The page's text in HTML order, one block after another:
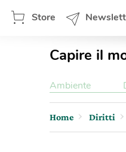
Store
Capire il
Ambiente
Home Diritti